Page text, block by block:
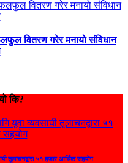
वितरण गरेर मनायो संविधान
कि?
तूलाचनद्वारा ५१ हजार आर्थिक सहयोग